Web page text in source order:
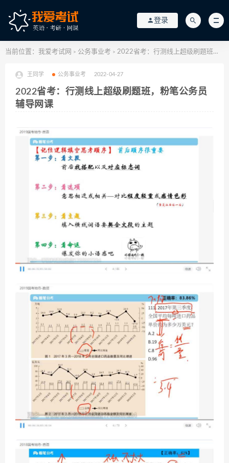
登录
当前位置： 我爱考试网 > 公务事业考 > 2022省考：行测线上超级刷题班，粉笔公务员辅导网课
王同学 公务事业考 2022-04-27
2022省考：行测线上超级刷题班，粉笔公务员
辅导网课